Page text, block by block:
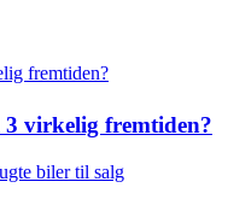
virkelig fremtiden?